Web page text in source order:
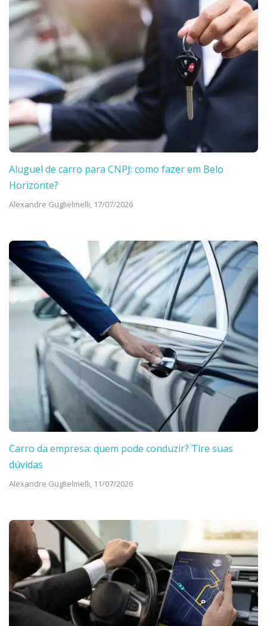
Aluguel de carro para CNPJ: como fazer em Belo
Horizonte?
Alexandre Guglielmelli, 17/07/2026
Carro da empresa: quem pode conduzir? Tire suas
dúvidas
Alexandre Guglielmelli, 11/07/2026